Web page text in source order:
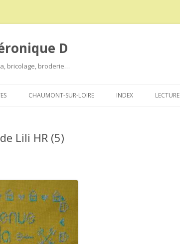
D
bricolage, broderie…
au
CHAUMONT-SUR-LOIRE INDEX LECTURE
Lili HR (5)